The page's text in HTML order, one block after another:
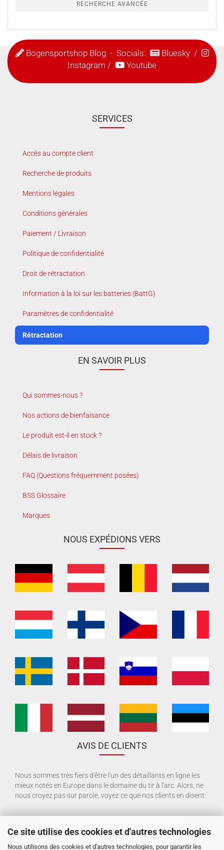
Ce site utilise des cookies et d'autres technologies
Nous utilisons des cookies et d'autres technologies, pour garantir les
RECHERCHE AVANCÉE
Bogensportshop Blog- Socials: Bluesky/
Instagram / Youtube
SERVICES
Accès au compte client
Recherche de produits
Mentions légales
Conditions générales
Paiement / Livraison
Politique de confidentialité
Droit de rétractation
Information à la loi sur les batteries (BattG)
Paramètres de confidentialité
Rétractation
EN SAVOIR PLUS
Qui sommes-nous ?
Nos actions de bienfaisance
Le produit est-il en stock ?
Délais de livraison
FAQ (Questions fréquemment posées)
BSS Glossaire
Marques
NOUS EXPÉDIONS VERS
AVIS DE CLIENTS
Nous sommes très fiers d'être l'un des détaillants en ligne les
mieux notés en Europe dans le domaine du tir à l'arc. Alors, ne
nous croyez pas sur parole, voyez ce que nos clients en disent: